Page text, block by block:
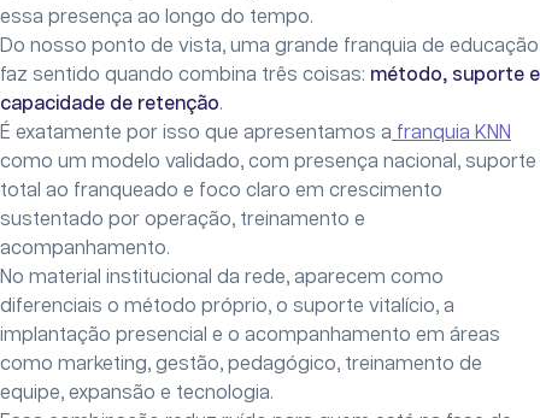
essa presença ao longo do tempo.
Do nosso ponto de vista, uma grande franquia de educação
faz sentido quando combina três coisas: método, suporte e
capacidade de retenção.
É exatamente por isso que apresentamos a franquia KNN
como um modelo validado, com presença nacional, suporte
total ao franqueado e foco claro em crescimento
sustentado por operação, treinamento e
acompanhamento.
No material institucional da rede, aparecem como
diferenciais o método próprio, o suporte vitalício, a
implantação presencial e o acompanhamento em áreas
como marketing, gestão, pedagógico, treinamento de
equipe, expansão e tecnologia.